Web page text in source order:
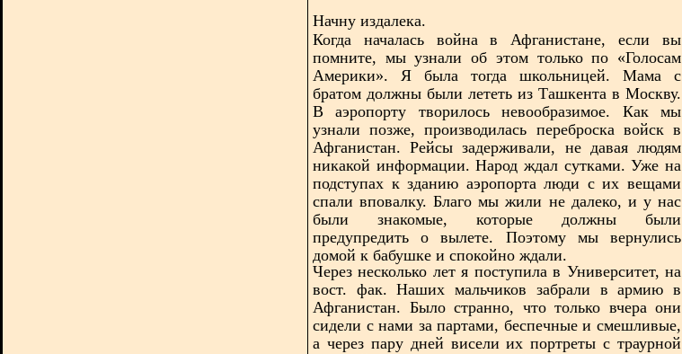
Начну издалека.
Когда началась война в Афганистане, если вы
помните, мыузнали об этом только по «Голосам
Америки». Я была тогда школьницей. Мама с
братом должны были лететь из Ташкента в Москву.
В аэропорту творилось невообразимое. Как мы
узнали позже, производилась переброска войск в
Афганистан. Рейсы задерживали, не давая людям
никакой информации. Народ ждал сутками. Уже на
подступах к зданию аэропорта люди с их вещами
спали вповалку. Благо мы жили не далеко, и у нас
были знакомые, которые должны были
предупредить о вылете. Поэтому мы вернулись
домой к бабушке и спокойно ждали.
Через несколько лет я поступила в Университет, на
вост. фак.Наших мальчиков забрали в армию в
Афганистан. Было странно, что только вчера они
сидели с нами за партами, беспечные и смешливые,
а через пару дней висели ихпортреты с траурной